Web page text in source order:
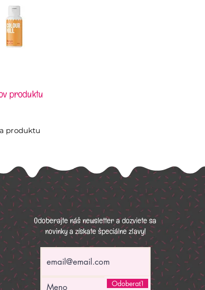
produktu
produktu
Odoberajte náš newsletter a dozviete sa
novinky a získate špeciálne zľavy!
Odoberať!